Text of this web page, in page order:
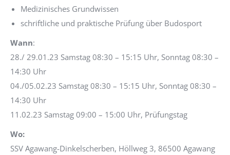
Medizinisches Grundwissen
schriftliche und praktische Prüfung über Budosport
Wann:
28./ 29.01.23 Samstag 08:30 – 15:15 Uhr, Sonntag 08:30 –
14:30 Uhr
04./05.02.23 Samstag 08:30 – 15:15 Uhr, Sonntag 08:30 –
14:30 Uhr
11.02.23 Samstag 09:00 – 15:00 Uhr, Prüfungstag
Wo:
SSV Agawang-Dinkelscherben, Höllweg 3, 86500 Agawang